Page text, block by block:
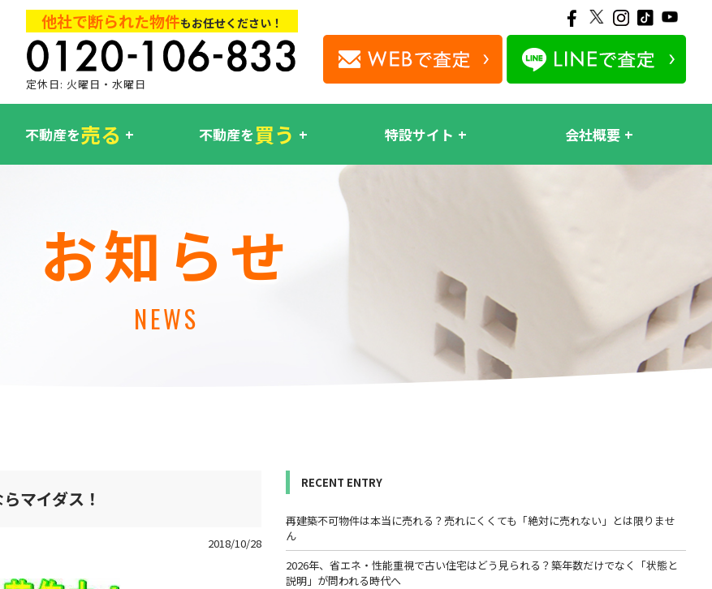
他社で断られた物件もお任せください！
定休日: 火曜日・水曜日
不動産を売る 不動産を買う 特設サイト 会社概要
お知らせ
NEWS
マイダス！
2018/10/28
RECENT ENTRY
再建築不可物件は本当に売れる？売れにくくても「絶対に売れない」とは限りませ
ん
2026年、省エネ・性能重視で古い住宅はどう見られる？築年数だけでなく「状態と
説明」が問われる時代へ